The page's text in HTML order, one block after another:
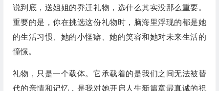
说到底，送姐姐的乔迁礼物，选什么其实没那么重要。
重要的是，你在挑选这份礼物时，脑海里浮现的都是她
的生活习惯、她的小怪癖、她的笑容和她对未来生活的
憧憬。
礼物，只是一个载体。它承载着的是我们之间无法被替
代的亲情和记忆，是我对她开启人生新篇章最真诚的祝